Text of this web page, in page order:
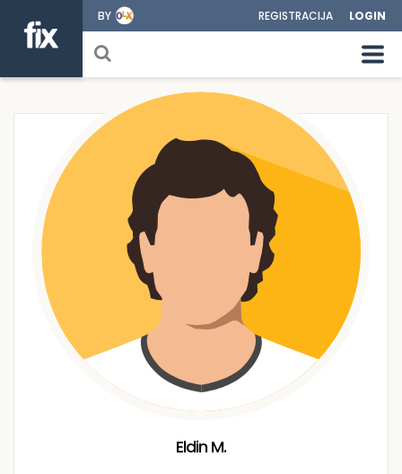
BY REGISTRACIJA LOGIN
Eldin M.